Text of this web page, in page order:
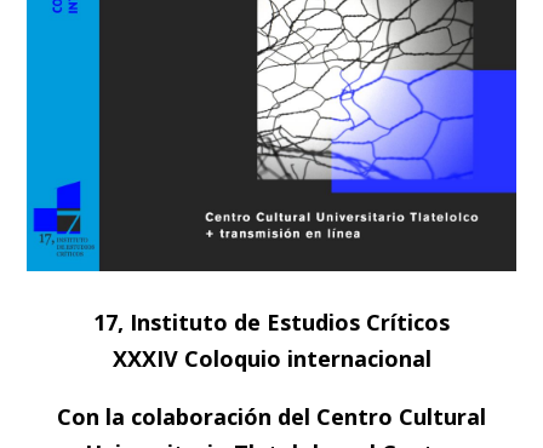
17, Instituto de Estudios Críticos
XXXIV Coloquio internacional
Con la colaboración del Centro Cultural